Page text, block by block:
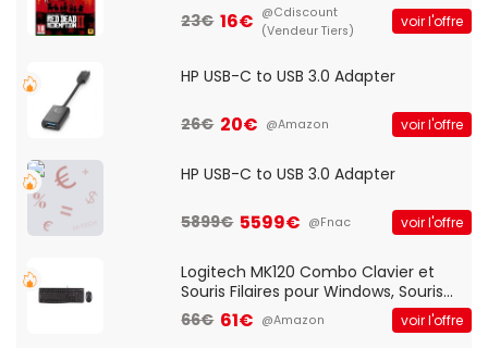
23€ 16€ @Cdiscount
(Vendeur Tiers)
voir l'offre
HP USB-C to USB 3.0 Adapter
26€ 20€ @Amazon voir l'offre
HP USB-C to USB 3.0 Adapter
5899€ 5599€ @Fnac voir l'offre
Logitech MK120 Combo Clavier et
Souris Filaires pour Windows, Souris
Optique Filaire, Connexion USB Plug
And Play, Confortable, Taille
66€ 61€ @Amazon voir l'offre